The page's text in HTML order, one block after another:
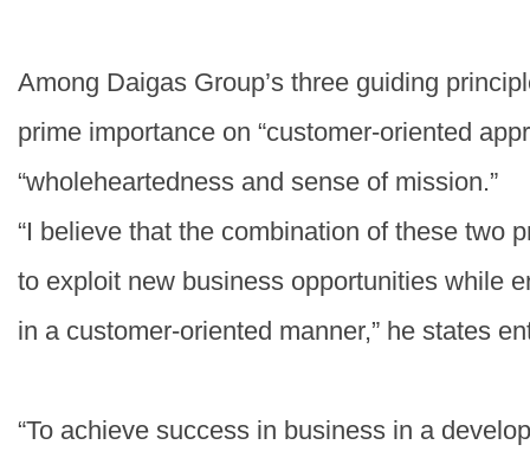
Among Daigas Group’s three guiding
prime importance on “customer-oriented
“wholeheartedness and sense of mission.”
“I believe that the combination of these two
to exploit new business opportunities while
in a customer-oriented manner,” he states
“To achieve success in business in a